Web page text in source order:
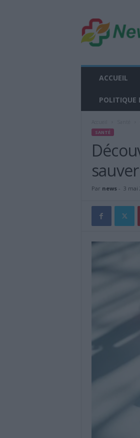
w
s
ACCUEIL
POLITIQUE
SANTÉ
Par news- 3 mai